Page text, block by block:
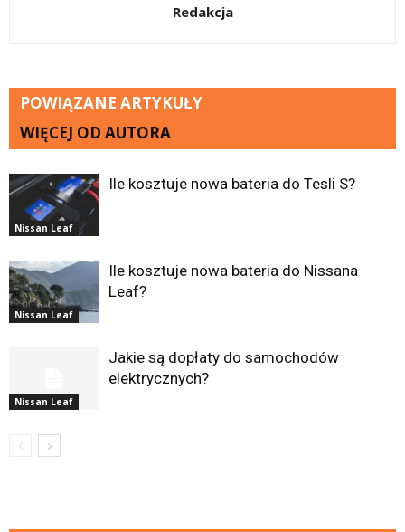
Redakcja
POWIĄZANE ARTYKUŁY
WIĘCEJ OD AUTORA
Nissan Leaf
Ile kosztuje nowa bateria do Tesli S?
Nissan Leaf
Ile kosztuje nowa bateria do Nissana
Leaf?
Nissan Leaf
Jakie są dopłaty do samochodów
elektrycznych?